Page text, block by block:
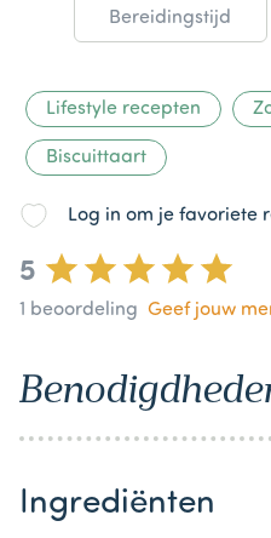
Bereidingstijd
Lifestyle recepten
Biscuittaart
Log in om je favoriete
5
1 beoordeling Geef jouw
Ingrediënten